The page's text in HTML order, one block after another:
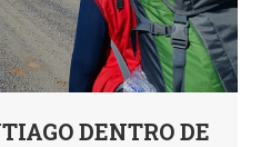
DENTRO DE